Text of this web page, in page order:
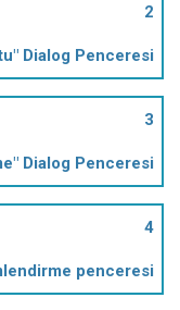
2
Dialog Penceresi
3
Dialog Penceresi
4
penceresi